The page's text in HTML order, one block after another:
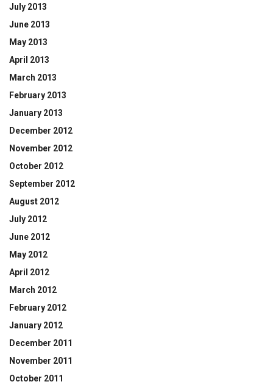
July 2013
June 2013
May 2013
April 2013
March 2013
February 2013
January 2013
December 2012
November 2012
October 2012
September 2012
August 2012
July 2012
June 2012
May 2012
April 2012
March 2012
February 2012
January 2012
December 2011
November 2011
October 2011